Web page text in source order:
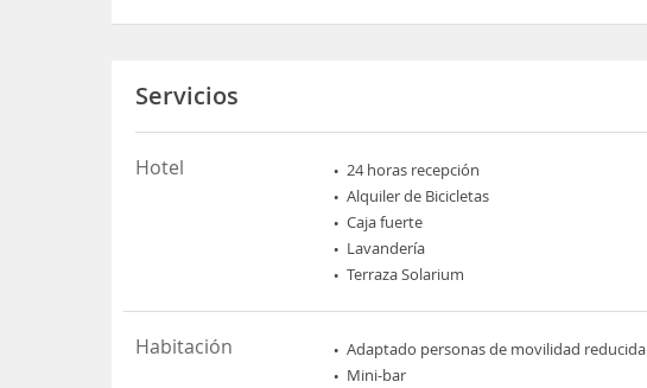
Servicios
Hotel 24 horas recepción
Alquiler de Bicicletas
Caja fuerte
Lavandería
Terraza Solarium
Habitación Adaptado personas de movilidad reducida
Mini-bar